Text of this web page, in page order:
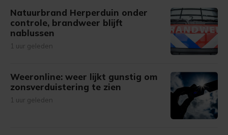
Natuurbrand Herperduin onder
controle, brandweer blijft
nablussen
1 uur geleden
Weeronline: weer lijkt gunstig om
zonsverduistering te zien
1 uur geleden